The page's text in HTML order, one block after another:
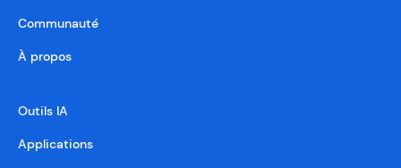
Communauté
À propos
Outils IA
Applications